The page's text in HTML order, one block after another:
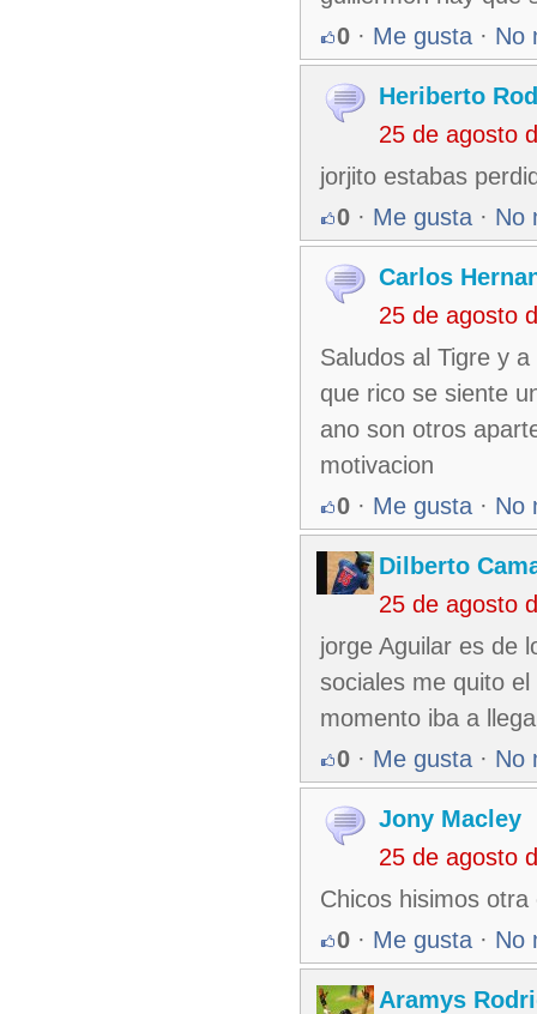
0 · Me gusta · No
Heriberto
25 de agosto
jorjito estabas
0 · Me gusta · No
Carlos
25 de agosto
Saludos al Tigre y
que rico se siente
ano son otros
motivacion
0 · Me gusta · No
Dilberto
25 de agosto
jorge Aguilar es de
sociales me quito
momento iba a
0 · Me gusta · No
Jony Macley
25 de agosto
Chicos hisimos
0 · Me gusta · No
Aramys